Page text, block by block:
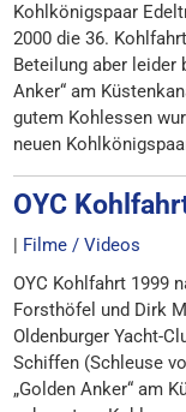
Kohlkönigspaar
2000 die 36.
Beteilung aber leider
Anker“ am
gutem Kohlessen
neuen
OYC
| Filme / Videos
OYC Kohlfahrt 1999
Forsthöfel und Dirk
Oldenburger Yacht-
Schiffen (Schleuse
„Golden Anker“ am